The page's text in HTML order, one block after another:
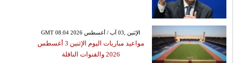
GMT 08:04 2026 الإثنين ,03 آب / أغسطس
مواعيد مباريات اليوم الإثنين 3 أغسطس
2026 والقنوات الناقلة